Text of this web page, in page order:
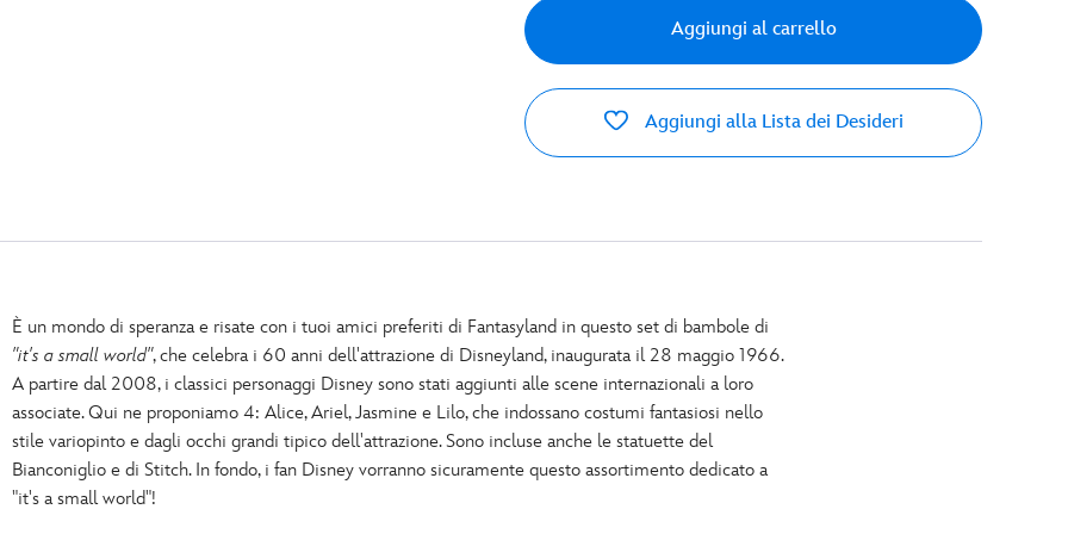
Aggiungi al carrello
Aggiungi alla Lista dei Desideri
È un mondo di speranza e risate con i tuoi amici preferiti di Fantasyland in questo set di bambole di
"it's a small world", che celebra i 60 anni dell'attrazione di Disneyland, inaugurata il 28 maggio 1966.
A partire dal 2008, i classici personaggi Disney sono stati aggiunti alle scene internazionali a loro
associate. Qui ne proponiamo 4: Alice, Ariel, Jasmine e Lilo, che indossano costumi fantasiosi nello
stile variopinto e dagli occhi grandi tipico dell'attrazione. Sono incluse anche le statuette del
Bianconiglio e di Stitch. In fondo, i fan Disney vorranno sicuramente questo assortimento dedicato a
"it's a small world"!